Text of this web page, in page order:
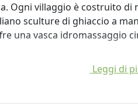
Ogni villaggio è costruito
sculture di ghiaccio a
una vasca idromassaggio
tra 5 tipologie di camere:
i gruppi misti, alla igloo
e di un ristorante.
ci sono molti servizi
Leggi di